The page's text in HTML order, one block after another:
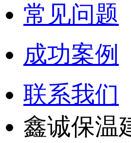
常见问题
成功案例
联系我们
鑫诚保温